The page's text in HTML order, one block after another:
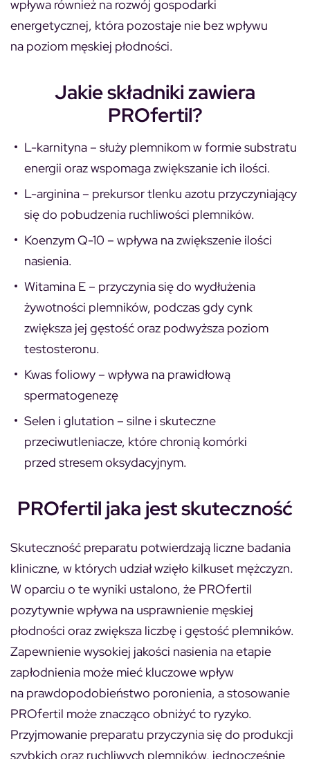
wpływa również na rozwój gospodarki
energetycznej, która pozostaje nie bez wpływu
na poziom męskiej płodności.
Jakie składniki zawiera
PROfertil?
L-karnityna – służy plemnikom w formie substratu
energii oraz wspomaga zwiększanie ich ilości.
L-arginina – prekursor tlenku azotu przyczyniający
się do pobudzenia ruchliwości plemników.
Koenzym Q-10 – wpływa na zwiększenie ilości
nasienia.
Witamina E – przyczynia się do wydłużenia
żywotności plemników, podczas gdy cynk
zwiększa jej gęstość oraz podwyższa poziom
testosteronu.
Kwas foliowy – wpływa na prawidłową
spermatogenezę
Selen i glutation – silne i skuteczne
przeciwutleniacze, które chronią komórki
przed stresem oksydacyjnym.
PROfertil jaka jest skuteczność
Skuteczność preparatu potwierdzają liczne badania
kliniczne, w których udział wzięło kilkuset mężczyzn.
W oparciu o te wyniki ustalono, że PROfertil
pozytywnie wpływa na usprawnienie męskiej
płodności oraz zwiększa liczbę i gęstość plemników.
Zapewnienie wysokiej jakości nasienia na etapie
zapłodnienia może mieć kluczowe wpływ
na prawdopodobieństwo poronienia, a stosowanie
PROfertil może znacząco obniżyć to ryzyko.
Przyjmowanie preparatu przyczynia się do produkcji
szybkich oraz ruchliwych plemników, jednocześnie